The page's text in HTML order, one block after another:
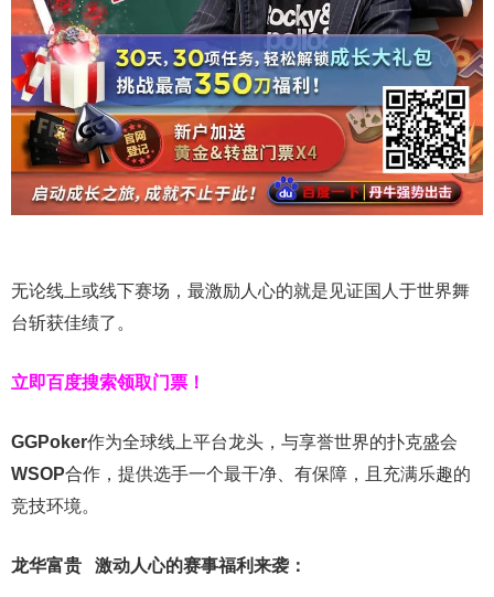
无论线上或线下赛场，最激励人心的就是见证国人于世界舞
台斩获佳绩了。
立即百度搜索领取门票！
GGPoker作为全球线上平台龙头，与享誉世界的扑克盛会
WSOP合作，提供选手一个最干净、有保障，且充满乐趣的
竞技环境。
龙华富贵 激动人心的赛事福利来袭：